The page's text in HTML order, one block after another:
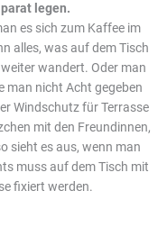
legen.
es sich zum Kaffee im
alles, was auf dem Tisch
wandert. Oder man
man nicht Acht gegeben
Windschutz für Terrasse
mit den Freundinnen,
sieht es aus, wenn man
muss auf dem Tisch mit
fixiert werden.